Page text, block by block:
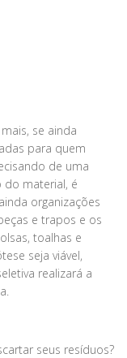
se ainda
para quem
de uma
material, é
organizações
e trapos e os
toalhas e
seja viável,
realizará a
seus resíduos?